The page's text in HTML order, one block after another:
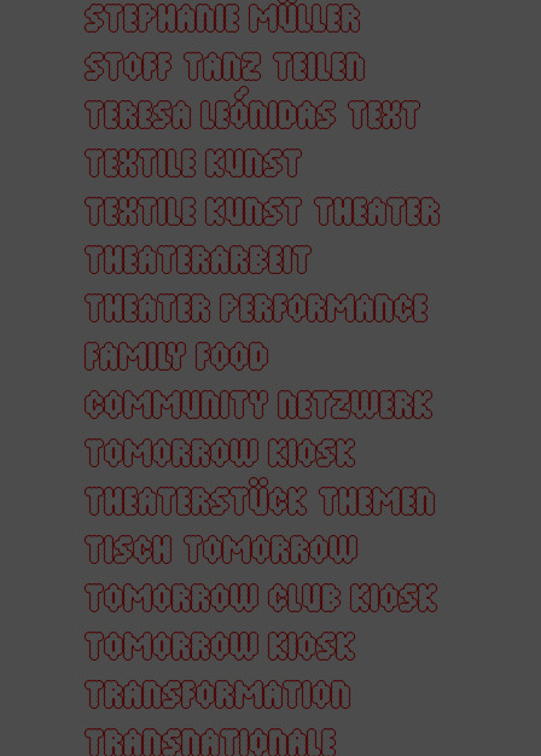
STEPHANIE MÜLLER
STOFF TANZ TEILEN
TERESA LEÓNIDAS TEXT
TEXTILE KUNST
TEXTILE KUNST THEATER
THEATERARBEIT
THEATER PERFORMANCE
FAMILY FOOD
COMMUNITY NETZWERK
TOMORROW KIOSK
THEATERSTÜCK THEMEN
TISCH TOMORROW
TOMORROW CLUB KIOSK
TOMORROW KIOSK
TRANSFORMATION
TRANSNATIONALE